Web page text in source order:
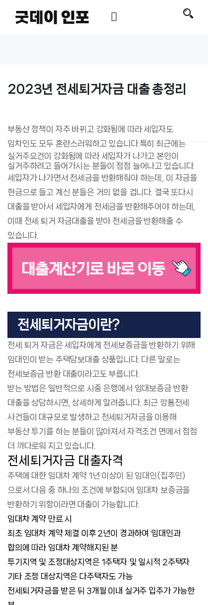
굿데이 인포
2023년 전세퇴거자금 대출 총정리
부동산 정책이 자주 바뀌고 강화됨에 따라 세입자도
임차인도 모두 혼란스러워하고 있습니다. 특히 최근에는
실거주요건이 강화됨에 따라 세입자가 나가고 본인이
실거주하려고 들어가시는 분들이 점점 늘어나고 있습니다.
세입자가 나가면서 전세금을 반환해줘야 하는데, 이 자금을
현금으로 들고 계신 분들은 거의 없을 겁니다. 결국 또다시
대출을 받아서 세입자에게 전세금을 반환해주어야 하는데,
이때 전세 퇴거 자금대출을 받아 전세금을 반환해줄 수
있습니다.
전세퇴거자금이란?
전세 퇴거 자금은 세입자에게 전세보증금을 반환하기 위해
임대인이 받는 주택담보대출 상품입니다. 다른 말로는
전세보증금 반환 대출이라고도 부릅니다.
받는 방법은 일반적으로 시중 은행에서 임대보증금 반환
대출을 상담하시면, 상세하게 알려줍니다. 최근 깡통전세
사건들이 대규모로 발생하고 전세퇴거자금을 이용해
부동산 투기를 하는 분들이 많아져서 자격조건 면에서 점점
더 까다로워 지고 있습니다.
전세퇴거자금 대출자격
주택에 대한 임대차 계약 1년 이상이 된 임대인(집주인)
으로서 다음 중 하나의 조건에 부합되어 임대차 보증금을
반환하기 위함이라면 대출이 가능합니다.
임대차 계약 만료 시
최초 임대차 계약 체결 이후 2년이 경과하여 임대인과
합의에 따라 임대차 계약해지된 분
투기지역 및 조정대상지역은 1주택자 및 일시적 2주택자
기타 조정 대상지역은 다주택자도 가능
전세퇴거자금을 받은 뒤 3개월 이내 실거주 입주가 가능한